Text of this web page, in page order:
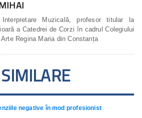
Muzicală, profesor titular la
a Catedrei de Corzi în cadrul Colegiului
Arte Regina Maria din Constanța
negative în mod profesionist